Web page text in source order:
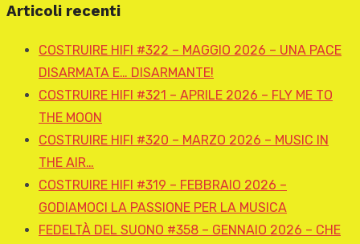
Articoli recenti
COSTRUIRE HIFI #322 – MAGGIO 2026 – UNA PACE
DISARMATA E… DISARMANTE!
COSTRUIRE HIFI #321 – APRILE 2026 – FLY ME TO
THE MOON
COSTRUIRE HIFI #320 – MARZO 2026 – MUSIC IN
THE AIR…
COSTRUIRE HIFI #319 – FEBBRAIO 2026 –
GODIAMOCI LA PASSIONE PER LA MUSICA
FEDELTÀ DEL SUONO #358 – GENNAIO 2026 – CHE